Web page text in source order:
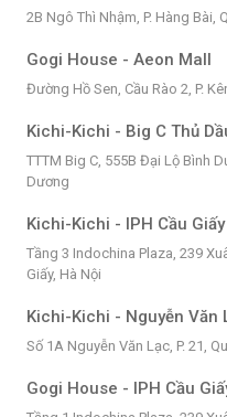
2B Ngô Thì Nhậm, P. Hàng Bài,
Gogi House - Aeon Mall
Đường Hồ Sen, Cầu Rào 2, P.
Kichi-Kichi - Big C Thủ
TTTM Big C, 555B Đại Lộ Bình
Dương
Kichi-Kichi - IPH Cầu Giấy
Tầng 3 Indochina Plaza, 239
Giấy, Hà Nội
Kichi-Kichi - Nguyễn Văn
Số 1A Nguyễn Văn Lạc, P. 21,
Gogi House - IPH Cầu